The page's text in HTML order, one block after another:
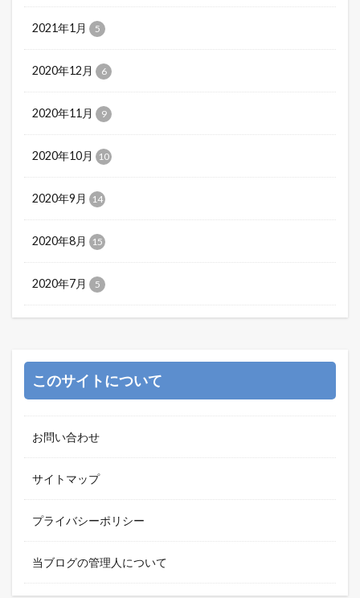
2021年1月 5
2020年12月 6
2020年11月 9
2020年10月 10
2020年9月 14
2020年8月 15
2020年7月 5
このサイトについて
お問い合わせ
サイトマップ
プライバシーポリシー
当ブログの管理人について